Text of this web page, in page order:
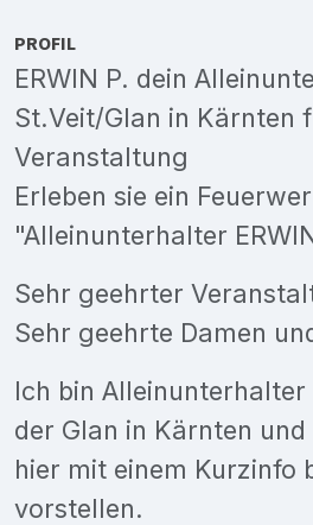
PROFIL
ERWIN P. dein
St.Veit/Glan in Kärnten
Veranstaltung
Erleben sie ein
"Alleinunterhalter
Sehr geehrter
Sehr geehrte Damen
Ich bin Alleinunterhalter
der Glan in Kärnten
hier mit einem Kurzinfo
vorstellen.